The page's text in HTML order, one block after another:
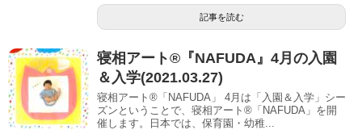
記事を読む
寝相アート®『NAFUDA』4月の入園
＆入学(2021.03.27)
寝相アート®「NAFUDA」 4月は「入園＆入学」シー
ズンということで、寝相アート®「NAFUDA」を開
催します。日本では、保育園・幼稚...